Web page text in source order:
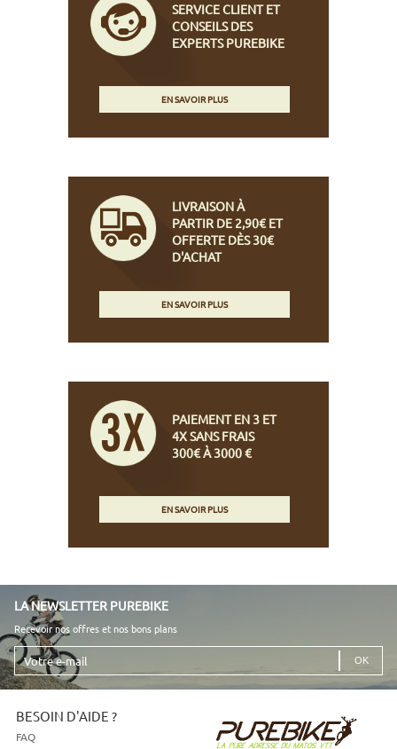
SERVICE CLIENT ET
CONSEILS DES
EXPERTS PUREBIKE
EN SAVOIR PLUS
LIVRAISON À
PARTIR DE 2,90€ ET
OFFERTE DÈS 30€
D'ACHAT
EN SAVOIR PLUS
PAIEMENT EN 3 ET
4X SANS FRAIS
300€ À 3000 €
EN SAVOIR PLUS
LA NEWSLETTER PUREBIKE
Recevoir nos offres et nos bons plans
Votre
e-
mail
BESOIN D'AIDE ?
FAQ